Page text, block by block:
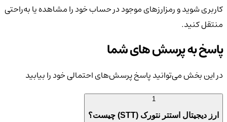
کاربری شوید و رمزارزهای موجود در حساب خود را مشاهده یا به‌راحتی
منتقل کنید.
پاسخ به پرسش های شما
در این بخش می‌توانید پاسخ پرسش‌های احتمالی خود را بیابید
ارز دیجیتال استتر نتورک (STT) چیست؟